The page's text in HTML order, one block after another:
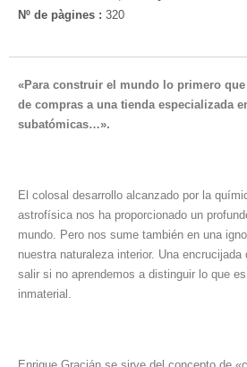
Nº de pàgines : 320
«Para construir el mundo lo primero
de compras a una tienda especializada
subatómicas…».
El colosal desarrollo alcanzado por la
astrofísica nos ha proporcionado un
mundo. Pero nos sume también en una
nuestra naturaleza interior. Una encrucijada
salir si no aprendemos a distinguir lo que
inmaterial.